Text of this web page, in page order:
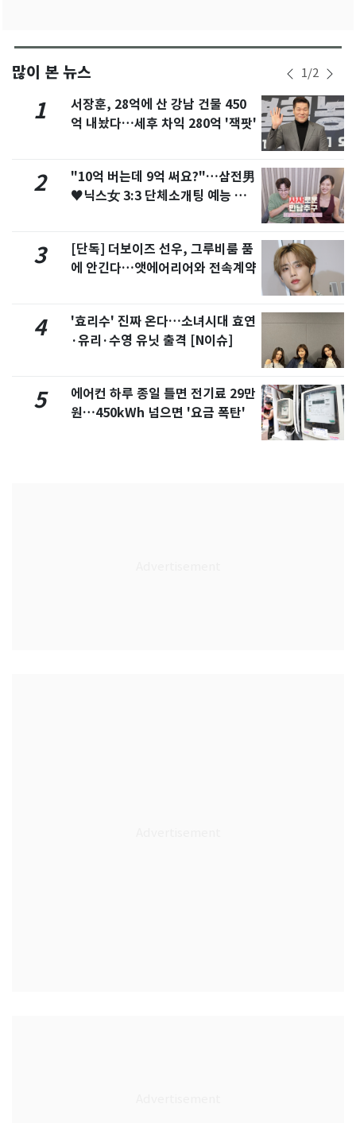
많이 본 뉴스 1/2
1
서장훈, 28억에 산 강남 건물 450
억 내놨다…세후 차익 280억 '잭팟'
2
"10억 버는데 9억 써요?"…삼전男
♥닉스女 3:3 단체소개팅 예능 화
3
[단독] 더보이즈 선우, 그루비룸 품
에 안긴다…앳에어리어와 전속계약
4
'효리수' 진짜 온다…소녀시대 효연
·유리·수영 유닛 출격 [N이슈]
5
에어컨 하루 종일 틀면 전기료 29만
원…450kWh 넘으면 '요금 폭탄'